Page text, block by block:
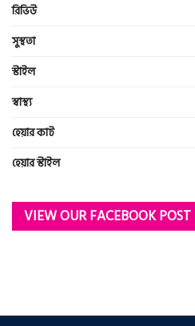
রিভিউ
সুস্থতা
স্টাইল
স্বাস্থ্য
হেয়ার কাট
হেয়ার স্টাইল
VIEW OUR FACEBOOK POST